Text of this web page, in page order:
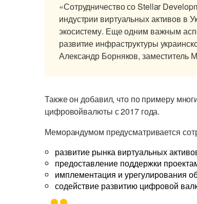
«Сотрудничество со Stellar
индустрии виртуальных активов в
экосистему. Еще одним важным
развитие инфраструктуры
Александр Борняков,
Также он добавил, что по примеру
цифровойвалюты с 2017 года.
Меморандумом предусматривается
развитие рынка виртуальных
предоставление поддержки
имплементация и урегулирования
содействие развитию цифровой